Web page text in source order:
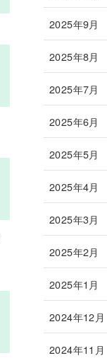
2025年9月
2025年8月
2025年7月
2025年6月
2025年5月
2025年4月
2025年3月
2025年2月
2025年1月
2024年12月
2024年11月